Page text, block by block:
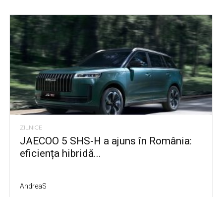
ZILNICE
JAECOO 5 SHS-H a ajuns în România:
eficiența hibridă...
AndreaS